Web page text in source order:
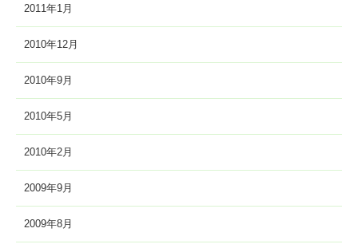
2011年1月
2010年12月
2010年9月
2010年5月
2010年2月
2009年9月
2009年8月